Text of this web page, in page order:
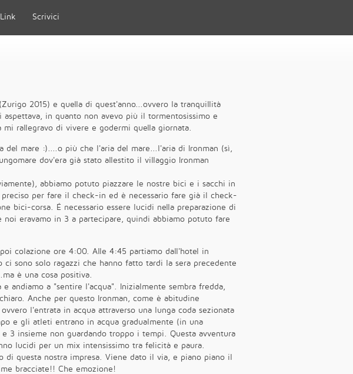
Link Scrivici
2015) e quella di quest'anno...ovvero la tranquillità
in quanto non avevo più il tormentosissimo e
rallegravo di vivere e godermi quella giornata.
del mare :)....o più che l'aria del mare...l'aria di Ironman (sì,
dov'era già stato allestito il villaggio Ironman
abbiamo potuto piazzare le nostre bici e i sacchi in
per fare il check-in ed è necessario fare già il check-
bici-corsa. É necessario essere lucidi nella preparazione di
eravamo in 3 a partecipare, quindi abbiamo potuto fare
colazione ore 4:00. Alle 4:45 partiamo dall'hotel in
sono solo ragazzi che hanno fatto tardi la sera precedente
è una cosa positiva.
andiamo a "sentire l'acqua". Inizialmente sembra fredda,
Anche per questo Ironman, come è abitudine
l'entrata in acqua attraverso una lunga coda sezionata
e gli atleti entrano in acqua gradualmente (in una
insieme non guardando troppo i tempi. Questa avventura
lucidi per un mix intensissimo tra felicità e paura.
di questa nostra impresa. Viene dato il via, e piano piano il
bracciate!! Che emozione!